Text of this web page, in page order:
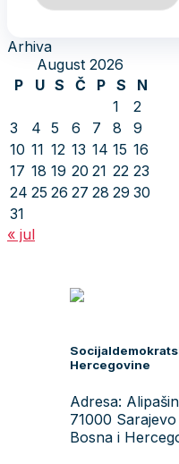
Arhiva
August 2026
P
U S Č P S
N
1
2
3
4 5 6 7 8
9
10 11 12 13 14 15 16
17 18 19 20 21 22 23
24 25 26 27 28 29 30
31
« jul
Hercegovine
Adresa:
71000 Sarajevo
Bosna i